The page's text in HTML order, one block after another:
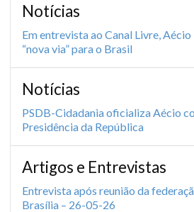
Notícias
Em entrevista ao Canal Livre,
“nova via” para o Brasil
Notícias
PSDB-Cidadania oficializa Aécio
Presidência da República
Artigos e Entrevistas
Entrevista após reunião da
Brasília – 26-05-26